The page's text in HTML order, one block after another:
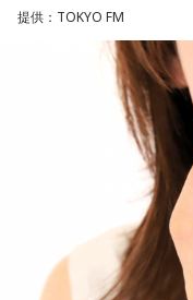
多々あって、それでも
なんです。そういう
れども、さらに“個”
なきゃいけない。ベ
に、そこまでの選手
ていかないとダメな
ただ、あれだけケガ
度言えますけど、ピッ
対応していく能力を
要なんです。
ブラジル戦のときも
ラジルが1点負けてい
すごいんです。それ
には、前半よりもエ
れども、ブラジルの
ビ、（芸歴18年目の）
るのは、最近の後輩
と暴露します。
有吉自身は、今では
いため分からないと
っていたから……その
と質問します。
提供：TOKYO FM